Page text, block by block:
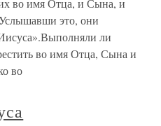
во имя Отца, и Сына, и
это, они
ли
во имя Отца, Сына и
во